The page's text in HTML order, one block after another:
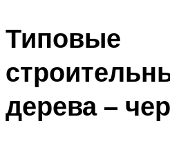
Типовые
дерева –